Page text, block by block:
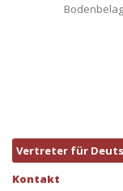
Vertreter für
Kontakt